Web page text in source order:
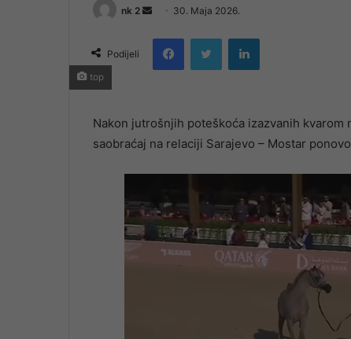
nk 2
Send
email
30. Maja 2026.
Podijeli
FacebookTwitter LinkedIn
top
Nakon jutrošnjih poteškoća izazvanih
saobraćaj na relaciji Sarajevo – Mostar